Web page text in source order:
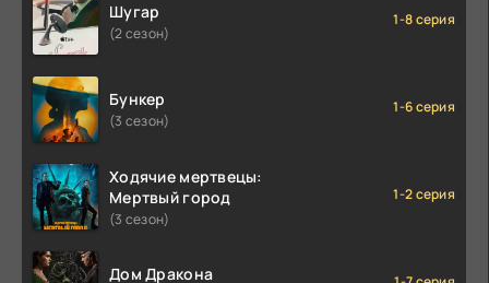
Шугар
(2 сезон)
1-8 серия
Бункер
(3 сезон)
1-6 серия
Ходячие мертвецы:
Мертвый город
(3 сезон)
1-2 серия
Дом Дракона